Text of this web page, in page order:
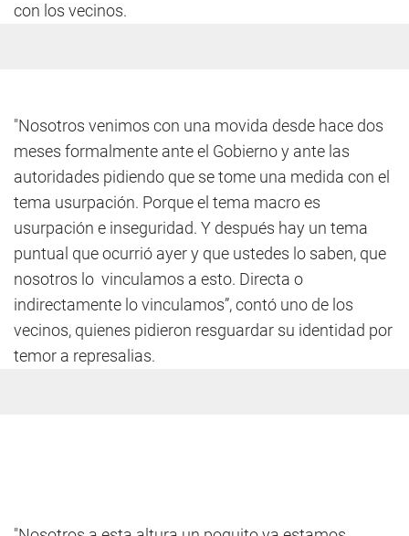
con los vecinos.
"Nosotros venimos con una movida desde hace dos
meses formalmente ante el Gobierno y ante las
autoridades pidiendo que se tome una medida con el
tema usurpación. Porque el tema macro es
usurpación e inseguridad. Y después hay un tema
puntual que ocurrió ayer y que ustedes lo saben, que
nosotros lo vinculamos a esto. Directa o
indirectamente lo vinculamos”, contó uno de los
vecinos, quienes pidieron resguardar su identidad por
temor a represalias.